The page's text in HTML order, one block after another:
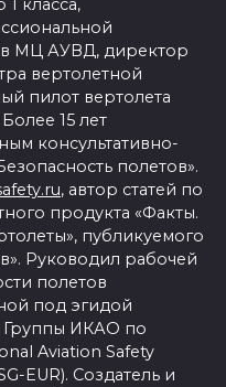
класса,
МЦ АУВД, директор
вертолетной
пилот вертолета
15 лет
консультативно-
полетов».
, автор статей по
продукта «Факты.
публикуемого
Руководил рабочей
полетов
под эгидой
Группы ИКАО по
Aviation Safety
EUR). Создатель и